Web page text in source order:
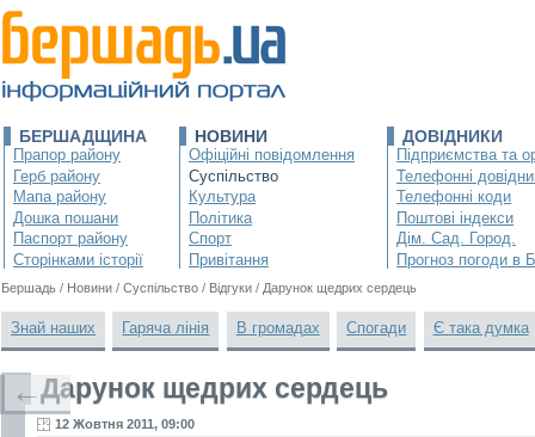
БЕРШАДЩИНА
Прапор району
Герб району
Мапа району
Дошка пошани
Паспорт району
Сторінками історії
НОВИНИ
Офіційні повідомлення
Суспільство
Культура
Політика
Спорт
Привітання
ДОВІДНИКИ
Підприємства та
Телефонні
Телефонні коди
Поштові індекси
Дім. Сад. Город.
Прогноз погоди в
Бершадь / Новини / Суспільство / Відгуки / Дарунок щедрих сердець
Знай наших Гаряча лінія В громадах Спогади Є така думка
Дарунок щедрих сердець
12 Жовтня 2011, 09:00
←